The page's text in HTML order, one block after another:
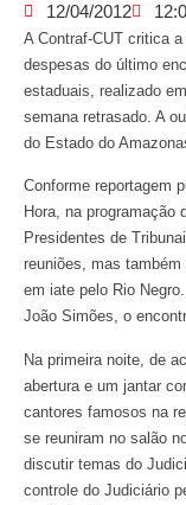
12/04/2012
A Contraf-CUT critica
despesas do último
estaduais, realizado
semana retrasado. A
do Estado do
Conforme reportagem
Hora, na programação
Presidentes de
reuniões, mas
em iate pelo Rio
João Simões, o
Na primeira noite, de
abertura e um jantar
cantores famosos na
se reuniram no salão
discutir temas do
controle do Judiciário